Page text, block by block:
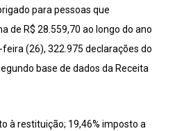
para pessoas que
de R$ 28.559,70 ao longo do ano
(26), 322.975 declarações do
base de dados da Receita
à restituição; 19,46% imposto a